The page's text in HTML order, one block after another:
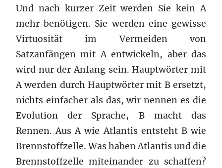
Und nach kurzer Zeit werden Sie kein A
mehr benötigen. Sie werden eine gewisse
Virtuosität im Vermeiden von
Satzanfängen mit A entwickeln, aber das
wird nur der Anfang sein. Hauptwörter mit
A werden durch Hauptwörter mit B ersetzt,
nichts einfacher als das, wir nennen es die
Evolution der Sprache, B macht das
Rennen. Aus A wie Atlantis entsteht B wie
Brennstoffzelle. Was haben Atlantis und die
Brennstoffzelle miteinander zu schaffen?